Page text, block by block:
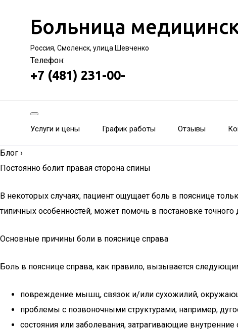
Больница
Россия, Смоленск, улица Шевченко
Телефон:
+7 (481) 231-00-
Услуги и цены График работы Отзывы
Блог ›
Постоянно болит правая сторона спины
В некоторых случаях, пациент ощущает боль в пояснице
типичных особенностей, может помочь в постановке
Основные причины боли в пояснице справа
Боль в пояснице справа, как правило, вызывается
повреждение мышц, связок и/или сухожилий,
проблемы с позвоночными структурами, например,
состояния или заболевания, затрагивающие